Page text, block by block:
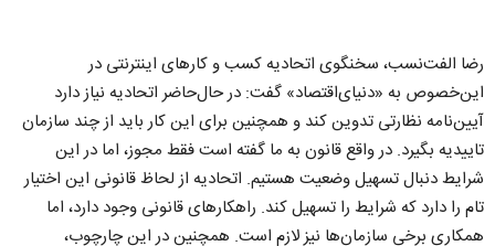
رضا الفت‌نسب، سخنگوی اتحادیه کسب و کارهای اینترنتی در
این‌خصوص به «دنیای‌اقتصاد» گفت: در حال‌حاضر اتحادیه نیاز دارد
آیین‌نامه نظارتی تدوین کند و همچنین برای این کار باید از چند سازمان
تاییدیه بگیرد. در واقع قانون به ما گفته است فقط مجوز، اما در این
شرایط دنبال تسهیل وضعیت هستیم. اتحادیه از لحاظ قانونی این اختیار
تام را دارد که شرایط را تسهیل کند. راهکارهای قانونی وجود دارد، اما
همکاری برخی سازمان‌ها نیز لازم است. همچنین در این چارچوب،